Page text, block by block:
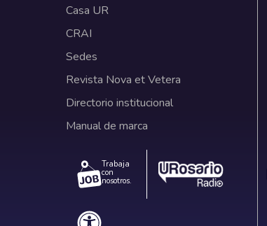
Casa UR
CRAI
Sedes
Revista Nova et Vetera
Directorio institucional
Manual de marca
Trabaja
con
nosotros.